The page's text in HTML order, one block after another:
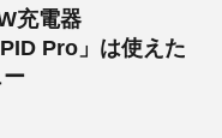
充電器
Pro」は使えた